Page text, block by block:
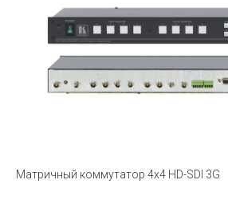
Матричный коммутатор 4х4 HD-SDI 3G